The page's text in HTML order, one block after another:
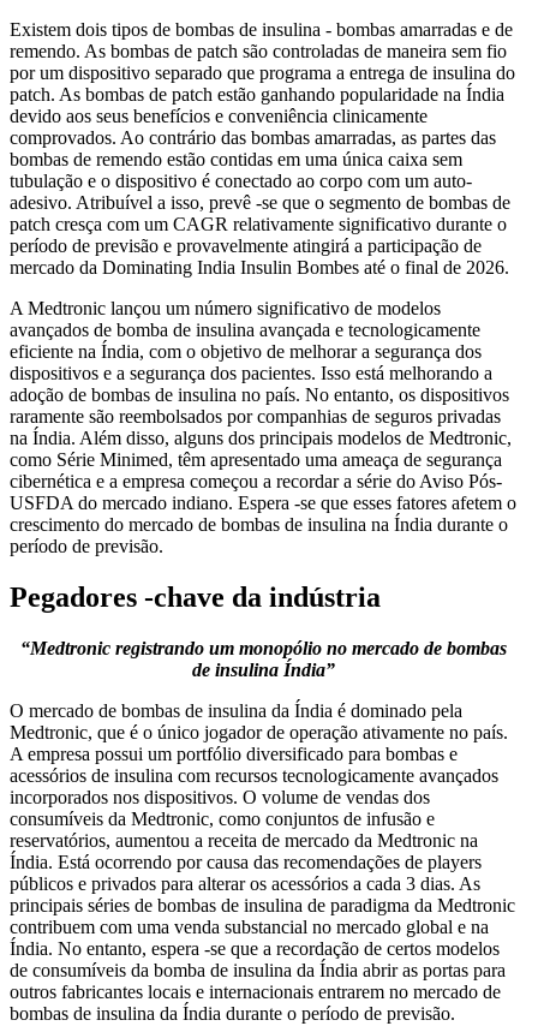
Existem dois tipos de bombas de insulina - bombas amarradas e de
remendo. As bombas de patch são controladas de maneira sem fio
por um dispositivo separado que programa a entrega de insulina do
patch. As bombas de patch estão ganhando popularidade na Índia
devido aos seus benefícios e conveniência clinicamente
comprovados. Ao contrário das bombas amarradas, as partes das
bombas de remendo estão contidas em uma única caixa sem
tubulação e o dispositivo é conectado ao corpo com um auto-
adesivo. Atribuível a isso, prevê -se que o segmento de bombas de
patch cresça com um CAGR relativamente significativo durante o
período de previsão e provavelmente atingirá a participação de
mercado da Dominating India Insulin Bombes até o final de 2026.
A Medtronic lançou um número significativo de modelos
avançados de bomba de insulina avançada e tecnologicamente
eficiente na Índia, com o objetivo de melhorar a segurança dos
dispositivos e a segurança dos pacientes. Isso está melhorando a
adoção de bombas de insulina no país. No entanto, os dispositivos
raramente são reembolsados ​​por companhias de seguros privadas
na Índia. Além disso, alguns dos principais modelos de Medtronic,
como Série Minimed, têm apresentado uma ameaça de segurança
cibernética e a empresa começou a recordar a série do Aviso Pós-
USFDA do mercado indiano. Espera -se que esses fatores afetem o
crescimento do mercado de bombas de insulina na Índia durante o
período de previsão.
Pegadores -chave da indústria
“Medtronic registrando um monopólio no mercado de bombas
de insulina Índia”
O mercado de bombas de insulina da Índia é dominado pela
Medtronic, que é o único jogador de operação ativamente no país.
A empresa possui um portfólio diversificado para bombas e
acessórios de insulina com recursos tecnologicamente avançados
incorporados nos dispositivos. O volume de vendas dos
consumíveis da Medtronic, como conjuntos de infusão e
reservatórios, aumentou a receita de mercado da Medtronic na
Índia. Está ocorrendo por causa das recomendações de players
públicos e privados para alterar os acessórios a cada 3 dias. As
principais séries de bombas de insulina de paradigma da Medtronic
contribuem com uma venda substancial no mercado global e na
Índia. No entanto, espera -se que a recordação de certos modelos
de consumíveis da bomba de insulina da Índia abrir as portas para
outros fabricantes locais e internacionais entrarem no mercado de
bombas de insulina da Índia durante o período de previsão.